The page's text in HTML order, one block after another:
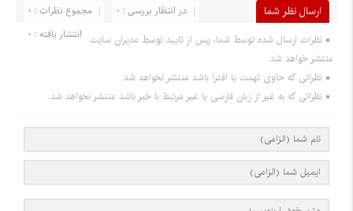
ارسال نظر شما مجموع نظرات : 0
در انتظار بررسی : 0
انتشار یافته : 0 نظرات ارسال شده توسط شما، پس از تایید توسط مدیران سایت
منتشر خواهد شد.
نظراتی که حاوی تهمت یا افترا باشد منتشر نخواهد شد.
نظراتی که به غیر از زبان فارسی یا غیر مرتبط با خبر باشد منتشر نخواهد شد.